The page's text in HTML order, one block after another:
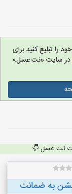
را تبلیغ کنید برای
در سایت «نت عسل»
نت عسل